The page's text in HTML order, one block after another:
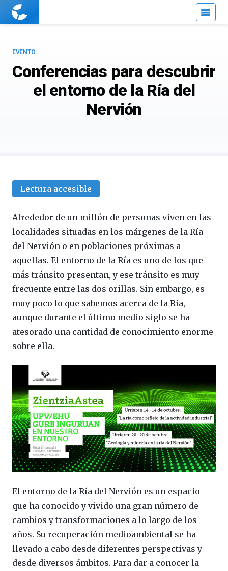
Cuaderno
Conferencias para descubrir
el entorno de la Ría del
Nervión
EVENTO
Lectura accesible
Alrededor de un millón de personas viven en las
localidades situadas en los márgenes de la Ría
del Nervión o en poblaciones próximas a
aquellas. El entorno de la Ría es uno de los que
más tránsito presentan, y ese tránsito es muy
frecuente entre las dos orillas. Sin embargo, es
muy poco lo que sabemos acerca de la Ría,
aunque durante el último medio siglo se ha
atesorado una cantidad de conocimiento enorme
sobre ella.
El entorno de la Ría del Nervión es un espacio
que ha conocido y vivido una gran número de
cambios y transformaciones a lo largo de los
años. Su recuperación medioambiental se ha
llevado a cabo desde diferentes perspectivas y
desde diversos ámbitos. Para dar a conocer la